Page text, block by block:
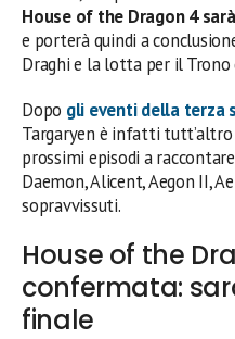
House of the Dragon 4
e porterà quindi a
Draghi e la lotta per il Trono
Dopo gli eventi della terza
Targaryen è infatti tutt’altro
prossimi episodi a
Daemon, Alicent, Aegon II,
sopravvissuti.
House of the
confermata:
finale